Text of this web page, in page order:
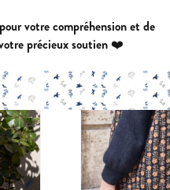
votre compréhension et de
précieux soutien ❤️